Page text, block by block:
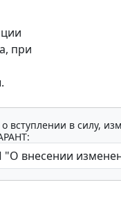
при
вступлении в силу,